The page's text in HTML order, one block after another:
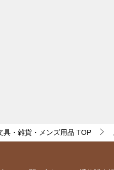
具・雑貨・メンズ用品 TOP